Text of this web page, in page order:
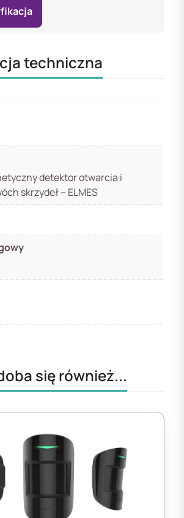
techniczna
detektor otwarcia i
skrzydeł – ELMES
się również...